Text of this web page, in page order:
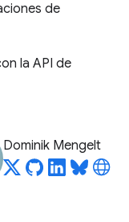
de
la API de
Dominik Mengelt